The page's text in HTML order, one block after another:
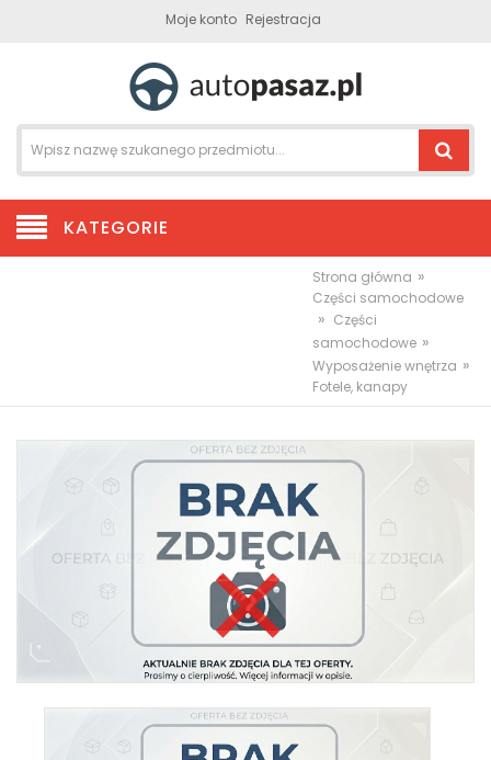
Moje konto Rejestracja
KATEGORIE
Strona główna »
Części samochodowe
» Części
samochodowe »
Wyposażenie wnętrza »
Fotele, kanapy